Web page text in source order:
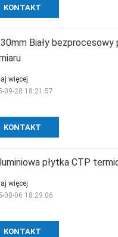
KONTAKT
Biały bezprocesowy
KONTAKT
więcej
09-28 18:21:57
płytka CTP
KONTAKT
więcej
08-06 18:29:06